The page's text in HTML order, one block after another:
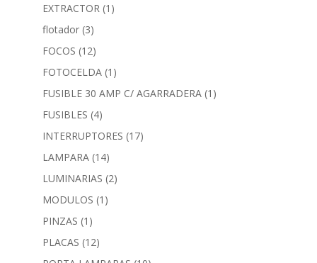
EXTRACTOR (1)
flotador (3)
FOCOS (12)
FOTOCELDA (1)
FUSIBLE 30 AMP C/ AGARRADERA (1)
FUSIBLES (4)
INTERRUPTORES (17)
LAMPARA (14)
LUMINARIAS (2)
MODULOS (1)
PINZAS (1)
PLACAS (12)